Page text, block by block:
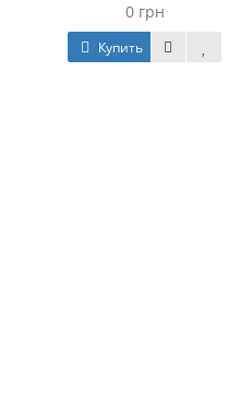
0 грн
Купить